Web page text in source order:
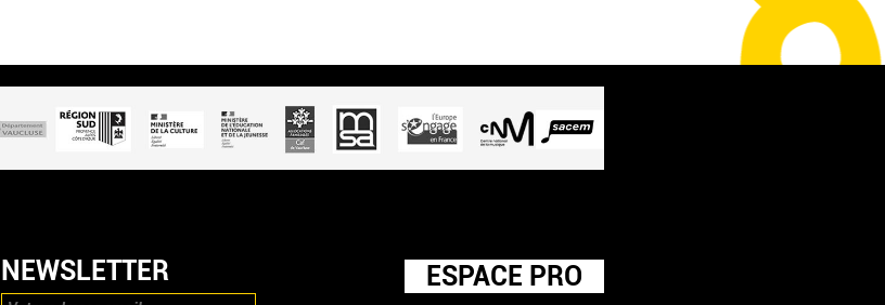
NEWSLETTER ESPACE PRO